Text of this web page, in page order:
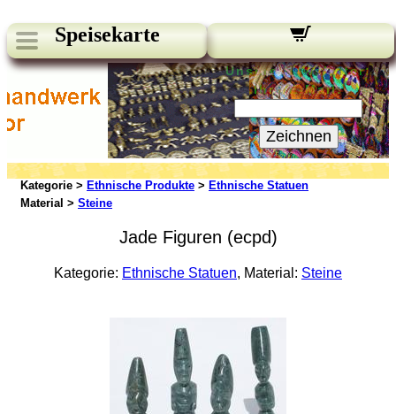
Speisekarte
Unsere Newsletter:
Ihre E-Mail:
Zeichnen
Kategorie > Ethnische Produkte > Ethnische Statuen
Material > Steine
Jade Figuren (ecpd)
Kategorie: Ethnische Statuen, Material: Steine